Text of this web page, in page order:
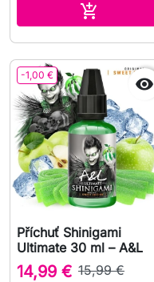

-1,00 € 
Příchuť Shinigami
Ultimate 30 ml – A&L
14,99 € 15,99 €